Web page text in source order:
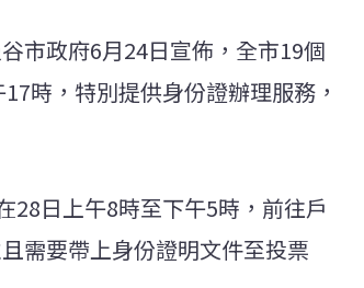
市政府6月24日宣佈，全市19個
時，特別提供身份證辦理服務，
28日上午8時至下午5時，前往戶
需要帶上身份證明文件至投票